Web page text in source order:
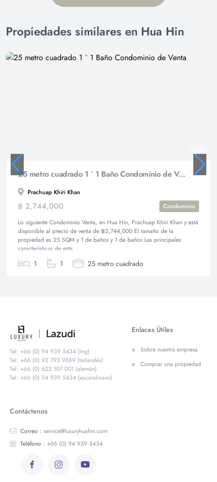
Propiedades similares en Hua Hin
25 metro cuadrado 1 ` 1 Baño Condominio de Venta
Prachuap Khiri Khan
฿ 2,744,000
Condominio
Lo siguiente Condominio Venta, en Hua Hin, Prachuap Khiri Khan y está
disponible al precio de venta de ฿2,744,000 El tamaño de la
propiedad es 25 SQM y 1 de baños y 1 de baños Las principales
características de esta...
1 1 25 metro cuadrado
Tel: +66 (0) 94 939 5434 (Ing)
Tel: +66 (0) 92 793 9889 (tailandés)
Tel: +66 (0) 622 107 001 (alemán)
Tel: +66 (0) 94 939 5434 (escandinavo)
Enlaces Útiles
Sobre nuestra empresa
Comprar una propiedad
Contáctenos
Correo : service@luxuryhuahin.com
Teléfono : +66 (0) 94 939 5434